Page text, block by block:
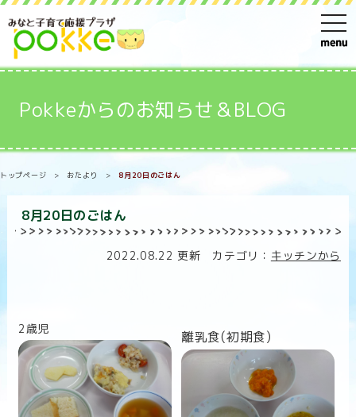
t
o
g
n
Pokkeからのお知らせ＆BLOG
トップページ > おたより >8月20日のごはん
8月20日のごはん
2022.08.22 更新 カテゴリ： キッチンから
2歳児 離乳食(初期食)